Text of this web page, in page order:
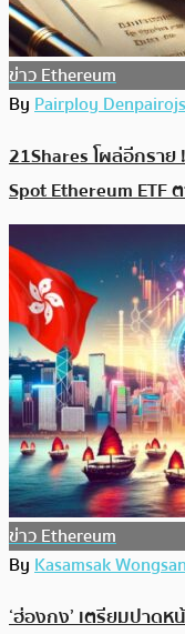
ข่าว Ethereum
ByPairploy
21Shares โผล่อีกรา
Spot Ethereum ETF
ข่าว Ethereum
ByKasamsak
‘ฮ่องกง’ เตรียมปาด